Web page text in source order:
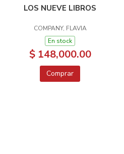
LOS NUEVE LIBROS
COMPANY, FLAVIA
En stock
$ 148,000.00
Comprar